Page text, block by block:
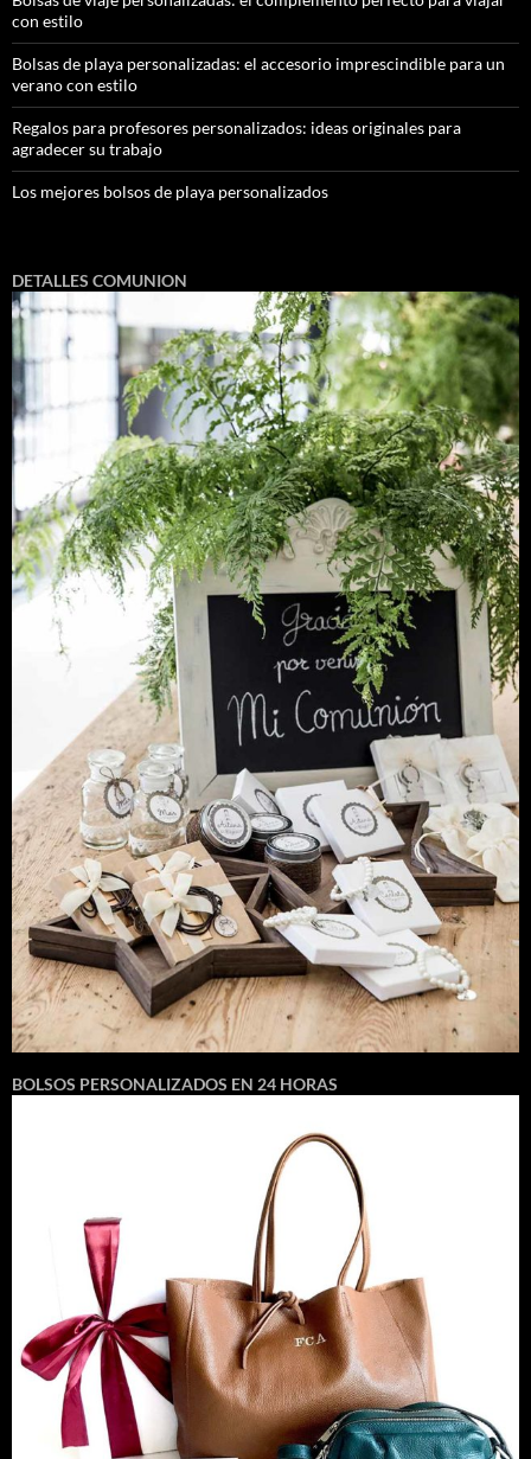
con estilo
Bolsas de playa personalizadas: el accesorio imprescindible para un
verano con estilo
Regalos para profesores personalizados: ideas originales para
agradecer su trabajo
Los mejores bolsos de playa personalizados
DETALLES COMUNION
BOLSOS PERSONALIZADOS EN 24 HORAS